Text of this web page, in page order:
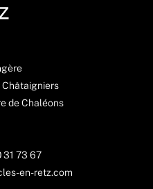
Châtaigniers
de Chaléons
31 73 67
en-retz.com